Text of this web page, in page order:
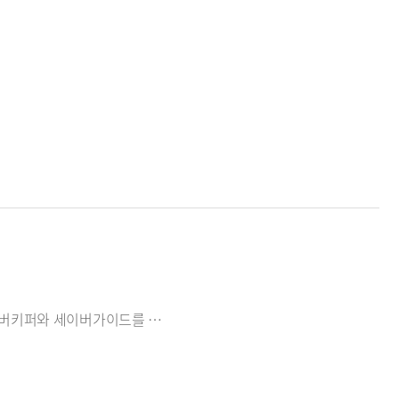
최강의 전문성을 지닌 안경체인인 아이세이버는 자체개발프로그램인 세이버키퍼와 세이버가이드를 바탕으로 최강의 전문성을 지닌 안경체인으로 자리매김하고 있습니다.